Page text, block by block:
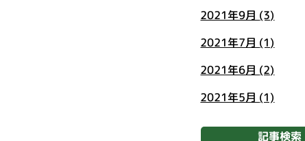
2021年9月 (3)
2021年7月 (1)
2021年6月 (2)
2021年5月 (1)
記事検索